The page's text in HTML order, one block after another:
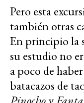
Pero esta
también otras
En principio la
su estudio no
a poco de
batacazos de